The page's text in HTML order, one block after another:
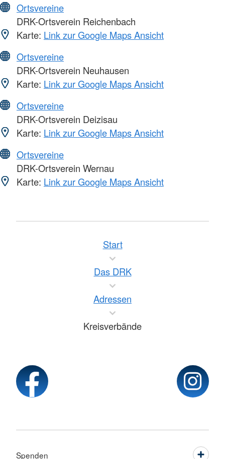
Ortsvereine
DRK-Ortsverein Reichenbach
Karte: Link zur Google Maps Ansicht
Ortsvereine
DRK-Ortsverein Neuhausen
Karte: Link zur Google Maps Ansicht
Ortsvereine
DRK-Ortsverein Deizisau
Karte: Link zur Google Maps Ansicht
Ortsvereine
DRK-Ortsverein Wernau
Karte: Link zur Google Maps Ansicht
Start
Das DRK
Adressen
Kreisverbände
Spenden